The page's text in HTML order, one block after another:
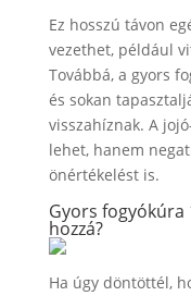
Ez hosszú távon
vezethet, például
Továbbá, a gyors
és sokan
visszahíznak. A
lehet, hanem
önértékelést is.
Gyors fogyókúra
hozzá?
Ha úgy döntöttél,